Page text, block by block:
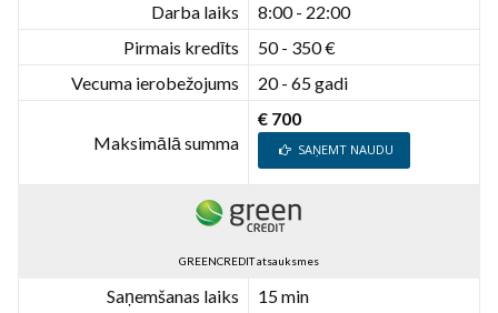
Darba laiks
8:00 - 22:00
Pirmais kredīts
50 - 350 €
Vecuma ierobežojums
20 - 65 gadi
Maksimālā summa
€ 700
SAŅEMT NAUDU
GREENCREDIT atsauksmes
Saņemšanas laiks
15 min